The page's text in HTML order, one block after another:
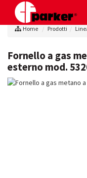
Home Prodotti
Fornello a gas
esterno mod.